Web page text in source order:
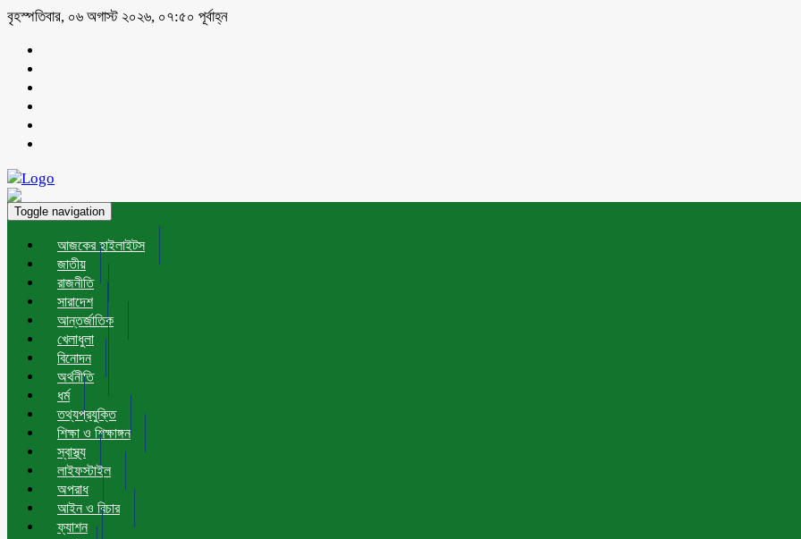
বৃহস্পতিবার, ০৬ অগাস্ট ২০২৬, ০৭:৫০ পূর্বাহ্ন
Toggle navigation
আজকের হাইলাইটস
জাতীয়
রাজনীতি
সারাদেশ
আন্তর্জাতিক
খেলাধুলা
বিনোদন
অর্থনীতি
ধর্ম
তথ্যপ্রযুক্তি
শিক্ষা ও শিক্ষাঙ্গন
স্বাস্থ্য
লাইফস্টাইল
অপরাধ
আইন ও বিচার
ফ্যাশন